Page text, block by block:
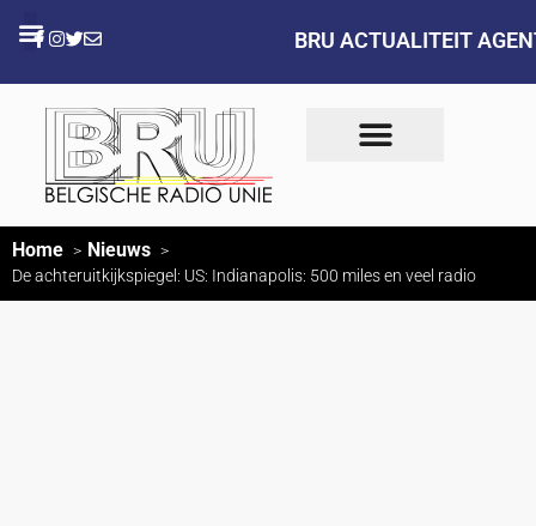
BRU ACTUALITEIT
Home Nieuws
De achteruitkijkspiegel: US: Indianapolis: 500 miles en veel radio